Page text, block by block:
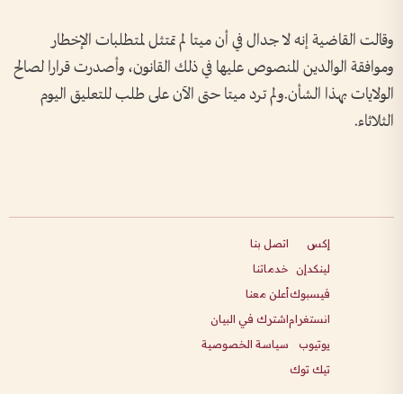
وقالت القاضية إنه لا جدال في ⁠أن ميتا لم تمتثل لمتطلبات الإخطار
وموافقة الوالدين المنصوص عليها في ذلك القانون، وأصدرت قرارا لصالح
‌الولايات بهذا الشأن.ولم ترد ميتا ​حتى الآن على طلب للتعليق اليوم
الثلاثاء.
إكس
لينكدإن
فيسبوك
انستغرام
يوتيوب
تيك توك
اتصل بنا
خدماتنا
أعلن معنا
اشترك في البيان
سياسة الخصوصية